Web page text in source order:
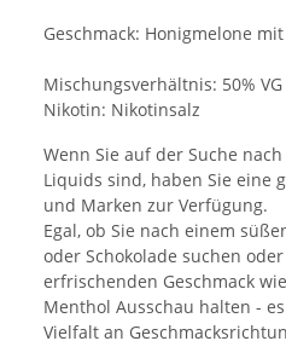
Geschmack: Honigmelone
Mischungsverhältnis: 50% VG
Nikotin: Nikotinsalz
Wenn Sie auf der Suche
Liquids sind, haben Sie eine
und Marken zur Verfügung.
Egal, ob Sie nach einem
oder Schokolade suchen
erfrischenden Geschmack
Menthol Ausschau halten -
Vielfalt an